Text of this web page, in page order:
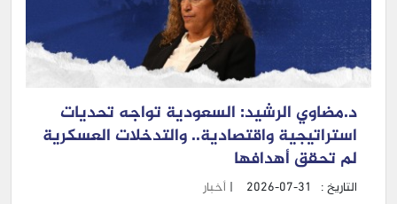
د.مضاوي الرشيد: السعودية تواجه تحديات
استراتيجية واقتصادية.. والتدخلات العسكرية
لم تحقق أهدافها
التاريخ : 2026-07-31
| أخبار